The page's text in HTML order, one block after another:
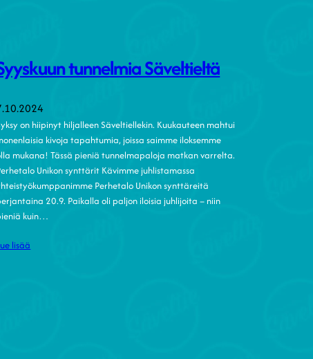
tunnelmia Säveltieltä
on hiipinyt hiljalleen Säveltiellekin. Kuukauteen mahtui
kivoja tapahtumia, joissa saimme iloksemme
mukana! Tässä pieniä tunnelmapaloja matkan varrelta.
Unikon synttärit Kävimme juhlistamassa
Perhetalo Unikon synttäreitä
20.9. Paikalla oli paljon iloisia juhlijoita – niin
kuin…
lisää